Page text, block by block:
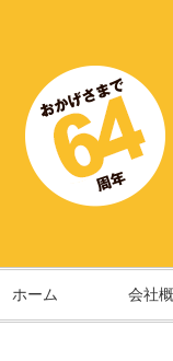
ホーム 会社